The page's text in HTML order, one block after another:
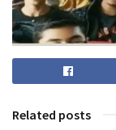
Related posts